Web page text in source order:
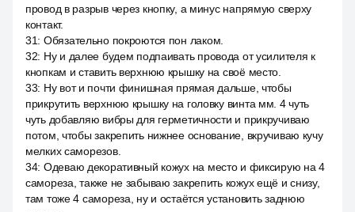
провод в разрыв через кнопку, а минус напрямую сверху
контакт.
31: Обязательно покроются пон лаком.
32: Ну и далее будем подпаивать провода от усилителя к
кнопкам и ставить верхнюю крышку на своё место.
33: Ну вот и почти финишная прямая дальше, чтобы
прикрутить верхнюю крышку на головку винта мм. 4 чуть
чуть добавляю вибры для герметичности и прикручиваю
потом, чтобы закрепить нижнее основание, вкручиваю кучу
мелких саморезов.
34: Одеваю декоративный кожух на место и фиксирую на 4
самореза, также не забываю закрепить кожух ещё и снизу,
там тоже 4 самореза, ну и остаётся установить заднюю